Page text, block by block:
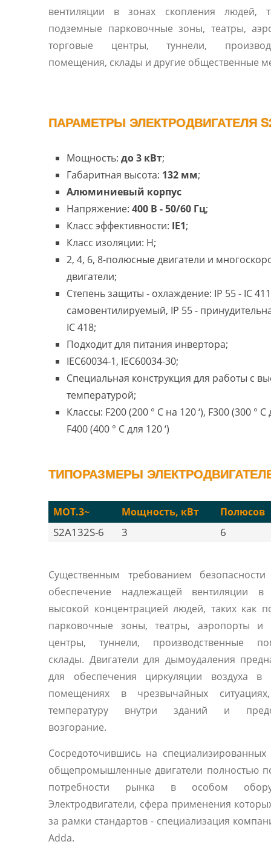
вентиляции в зонах скопления людей,
подземные парковочные зоны, театры,
торговые центры, туннели,
помещения, склады и другие общественные
ПАРАМЕТРЫ ЭЛЕКТРОДВИГАТЕЛЯ
Мощность: до 3 кВт;
Габаритная высота: 132 мм;
Алюминиевый корпус
Напряжение: 400 В - 50/60 Гц;
Класс эффективности: IE1;
Класс изоляции: H;
2, 4, 6, 8-полюсные двигатели и
двигатели;
Степень защиты - охлаждение: IP 55 - IC 411
самовентилируемый, IP 55 -
IC 418;
Подходит для питания инвертора;
IEC60034-1, IEC60034-30;
Специальная конструкция для работы с
температурой;
Классы: F200 (200 ° C на 120 ‘), F300 (300 ° C
F400 (400 ° C для 120 ‘)
ТИПОРАЗМЕРЫ
MOT.3~ Мощность, кВт Полюсов
S2A132S-6 3 6
Существенным требованием безопасности
обеспечение надлежащей вентиляции
высокой концентрацией людей, таких как
парковочные зоны, театры, аэропорты и
центры, туннели, производственные
склады. Двигатели для дымоудаления
для обеспечения циркуляции воздуха в
помещениях в чрезвычайных
температуру внутри зданий и
возгорание.
Сосредоточившись на специализированных
общепромышленные двигатели полностью
потребности рынка в особом
Электродвигатели, сфера применения
за рамки стандартов - специализация
Adda.